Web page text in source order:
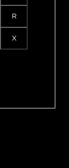
R
X